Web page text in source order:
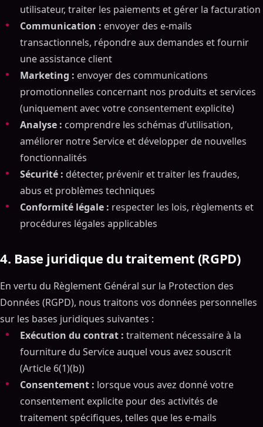
utilisateur, traiter les paiements et gérer la facturation
Communication : envoyer des e-mails
transactionnels, répondre aux demandes et fournir
une assistance client
Marketing : envoyer des communications
promotionnelles concernant nos produits et services
(uniquement avec votre consentement explicite)
Analyse : comprendre les schémas d’utilisation,
améliorer notre Service et développer de nouvelles
fonctionnalités
Sécurité : détecter, prévenir et traiter les fraudes,
abus et problèmes techniques
Conformité légale : respecter les lois, règlements et
procédures légales applicables
4. Base juridique du traitement (RGPD)
En vertu du Règlement Général sur la Protection des
Données (RGPD), nous traitons vos données personnelles
sur les bases juridiques suivantes :
Exécution du contrat : traitement nécessaire à la
fourniture du Service auquel vous avez souscrit
(Article 6(1)(b))
Consentement : lorsque vous avez donné votre
consentement explicite pour des activités de
traitement spécifiques, telles que les e-mails